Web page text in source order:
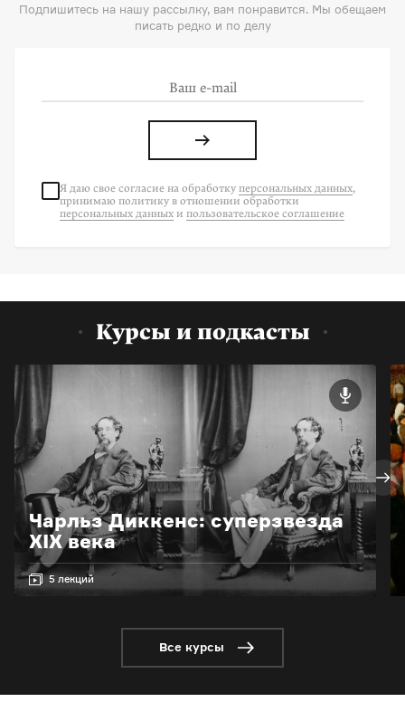
Подпишитесь на нашу рассылку, вам понравится. Мы обещаем
писать редко и по делу
Я даю свое согласие на обработку персональных данных,
принимаю политику в отношении обработки
персональных данных и пользовательское соглашение
Курсы и подкасты
Чарльз Диккенс: суперзвезда
XIX века
5 лекций
Все курсы